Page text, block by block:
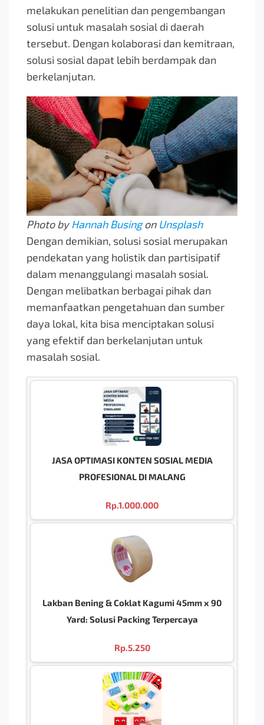
melakukan penelitian dan pengembangan
solusi untuk masalah sosial di daerah
tersebut. Dengan kolaborasi dan kemitraan,
solusi sosial dapat lebih berdampak dan
berkelanjutan.
Photo by Hannah Busingon Unsplash
Dengan demikian, solusi sosial merupakan
pendekatan yang holistik dan partisipatif
dalam menanggulangi masalah sosial.
Dengan melibatkan berbagai pihak dan
memanfaatkan pengetahuan dan sumber
daya lokal, kita bisa menciptakan solusi
yang efektif dan berkelanjutan untuk
masalah sosial.
JASA OPTIMASI KONTEN SOSIAL MEDIA
PROFESIONAL DI MALANG
Rp.1.000.000
Lakban Bening & Coklat Kagumi 45mm x 90
Yard: Solusi Packing Terpercaya
Rp.5.250